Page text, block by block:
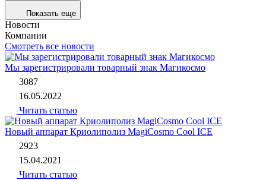
Показать еще
Новости
Компании
Смотреть все новости
Мы зарегистрировали товарный знак Магикосмо
3087
16.05.2022
Читать статью
Новый аппарат Криолиполиз MagiCosmo Cool ICE
2923
15.04.2021
Читать статью